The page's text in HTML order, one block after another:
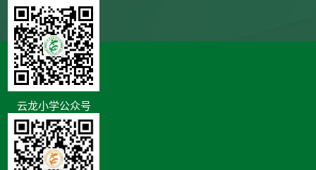
云龙小学公众号